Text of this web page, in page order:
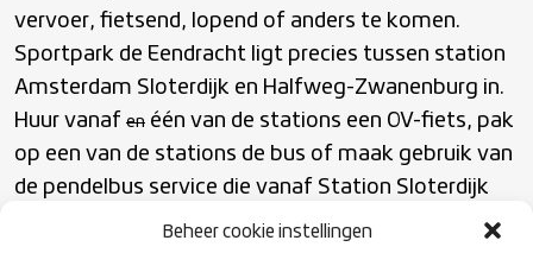
Beheer cookie instellingen
vervoer, fietsend, lopend of anders te komen.
Sportpark de Eendracht ligt precies tussen station
Amsterdam Sloterdijk en Halfweg-Zwanenburg in.
Huur vanaf en één van de stations een OV-fiets, pak
op een van de stations de bus of maak gebruik van
de pendelbus service die vanaf Station Sloterdijk